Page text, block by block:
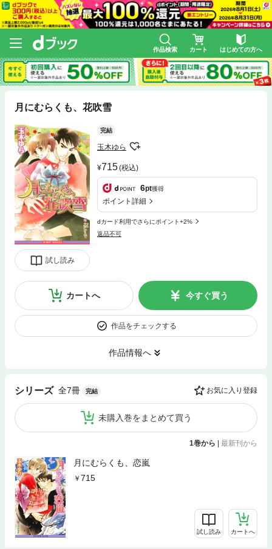
作品検索 カート はじめての方へ
月にむらくも、花吹雪
試し読み
完結
玉木ゆら
715(税込)
6pt獲得
ポイント詳細
dカード利用でさらにポイント+2%
返品不可
カートへ 今すぐ買う
作品をチェックする
作品情報へ
シリーズ 全7冊 完結 お気に入り登録
未購入巻をまとめて買う
1巻から 最新刊から
月にむらくも、恋嵐
715
試し読み カートへ